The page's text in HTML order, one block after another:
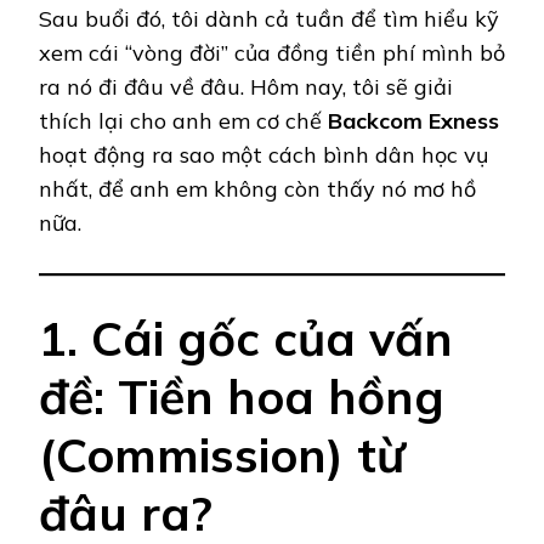
Sau buổi đó, tôi dành cả tuần để tìm hiểu kỹ
xem cái “vòng đời” của đồng tiền phí mình bỏ
ra nó đi đâu về đâu. Hôm nay, tôi sẽ giải
thích lại cho anh em cơ chế Backcom Exness
hoạt động ra sao một cách bình dân học vụ
nhất, để anh em không còn thấy nó mơ hồ
nữa.
1. Cái gốc của vấn
đề: Tiền hoa hồng
(Commission) từ
đâu ra?